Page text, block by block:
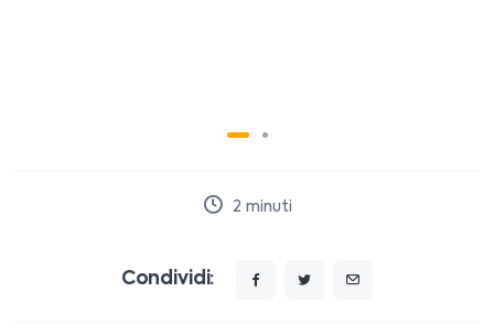
2 minuti
Condividi: